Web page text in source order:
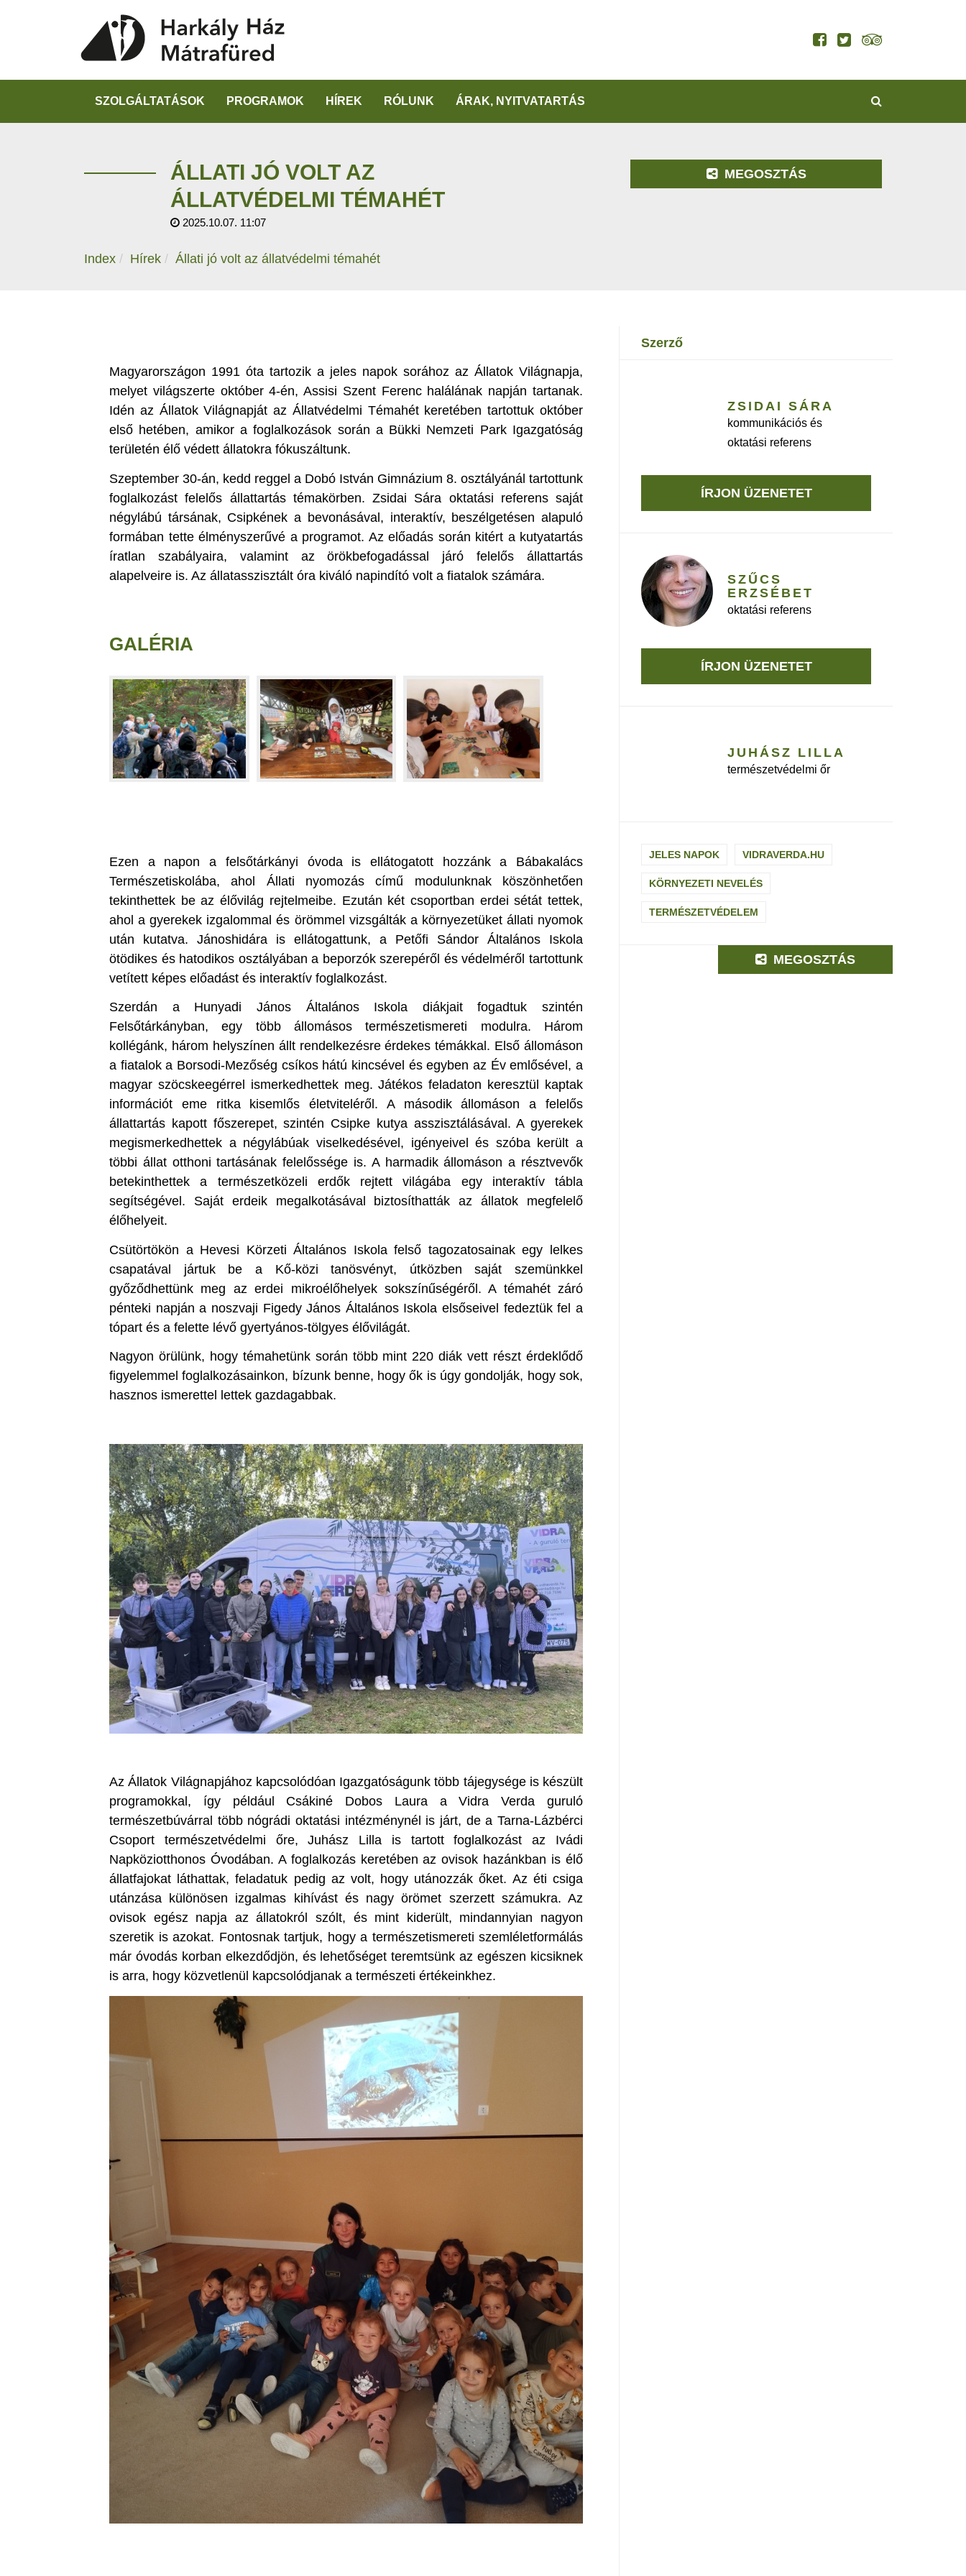
SZOLGÁLTATÁSOK PROGRAMOK HÍREK RÓLUNK ÁRAK, NYITVATARTÁS
ÁLLATI JÓ VOLT AZ
ÁLLATVÉDELMI TÉMAHÉT
2025.10.07. 11:07
Index Hírek Állati jó volt az állatvédelmi témahét
MEGOSZTÁS
Magyarországon 1991 óta tartozik a jeles napok sorához az Állatok Világnapja,
melyet világszerte október 4-én, Assisi Szent Ferenc halálának napján tartanak.
Idén az Állatok Világnapját az Állatvédelmi Témahét keretében tartottuk október
első hetében, amikor a foglalkozások során a Bükki Nemzeti Park Igazgatóság
területén élő védett állatokra fókuszáltunk.
Szeptember 30-án, kedd reggel a Dobó István Gimnázium 8. osztályánál tartottunk
foglalkozást felelős állattartás témakörben. Zsidai Sára oktatási referens saját
négylábú társának, Csipkének a bevonásával, interaktív, beszélgetésen alapuló
formában tette élményszerűvé a programot. Az előadás során kitért a kutyatartás
íratlan szabályaira, valamint az örökbefogadással járó felelős állattartás
alapelveire is. Az állatasszisztált óra kiváló napindító volt a fiatalok számára.
GALÉRIA
Ezen a napon a felsőtárkányi óvoda is ellátogatott hozzánk a Bábakalács
Természetiskolába, ahol Állati nyomozás című modulunknak köszönhetően
tekinthettek be az élővilág rejtelmeibe. Ezután két csoportban erdei sétát tettek,
ahol a gyerekek izgalommal és örömmel vizsgálták a környezetüket állati nyomok
után kutatva. Jánoshidára is ellátogattunk, a Petőfi Sándor Általános Iskola
ötödikes és hatodikos osztályában a beporzók szerepéről és védelméről tartottunk
vetített képes előadást és interaktív foglalkozást.
Szerdán a Hunyadi János Általános Iskola diákjait fogadtuk szintén
Felsőtárkányban, egy több állomásos természetismereti modulra. Három
kollégánk, három helyszínen állt rendelkezésre érdekes témákkal. Első állomáson
a fiatalok a Borsodi-Mezőség csíkos hátú kincsével és egyben az Év emlősével, a
magyar szöcskeegérrel ismerkedhettek meg. Játékos feladaton keresztül kaptak
információt eme ritka kisemlős életviteléről. A második állomáson a felelős
állattartás kapott főszerepet, szintén Csipke kutya asszisztálásával. A gyerekek
megismerkedhettek a négylábúak viselkedésével, igényeivel és szóba került a
többi állat otthoni tartásának felelőssége is. A harmadik állomáson a résztvevők
betekinthettek a természetközeli erdők rejtett világába egy interaktív tábla
segítségével. Saját erdeik megalkotásával biztosíthatták az állatok megfelelő
élőhelyeit.
Csütörtökön a Hevesi Körzeti Általános Iskola felső tagozatosainak egy lelkes
csapatával jártuk be a Kő-közi tanösvényt, útközben saját szemünkkel
győződhettünk meg az erdei mikroélőhelyek sokszínűségéről. A témahét záró
pénteki napján a noszvaji Figedy János Általános Iskola elsőseivel fedeztük fel a
tópart és a felette lévő gyertyános-tölgyes élővilágát.
Nagyon örülünk, hogy témahetünk során több mint 220 diák vett részt érdeklődő
figyelemmel foglalkozásainkon, bízunk benne, hogy ők is úgy gondolják, hogy sok,
hasznos ismerettel lettek gazdagabbak.
Az Állatok Világnapjához kapcsolódóan Igazgatóságunk több tájegysége is készült
programokkal, így például Csákiné Dobos Laura a Vidra Verda guruló
természetbúvárral több nógrádi oktatási intézménynél is járt, de a Tarna-Lázbérci
Csoport természetvédelmi őre, Juhász Lilla is tartott foglalkozást az Ivádi
Napköziotthonos Óvodában. A foglalkozás keretében az ovisok hazánkban is élő
állatfajokat láthattak, feladatuk pedig az volt, hogy utánozzák őket. Az éti csiga
utánzása különösen izgalmas kihívást és nagy örömet szerzett számukra. Az
ovisok egész napja az állatokról szólt, és mint kiderült, mindannyian nagyon
szeretik is azokat. Fontosnak tartjuk, hogy a természetismereti szemléletformálás
már óvodás korban elkezdődjön, és lehetőséget teremtsünk az egészen kicsiknek
is arra, hogy közvetlenül kapcsolódjanak a természeti értékeinkhez.
szerző
ZSIDAI SÁRA
kommunikációs és
oktatási referens
ÍRJON ÜZENETET
SZŰCS
ERZSÉBET
oktatási referens
ÍRJON ÜZENETET
JUHÁSZ LILLA
természetvédelmi őr
JELES NAPOK VIDRAVERDA.HU
KÖRNYEZETI NEVELÉS
TERMÉSZETVÉDELEM
MEGOSZTÁS